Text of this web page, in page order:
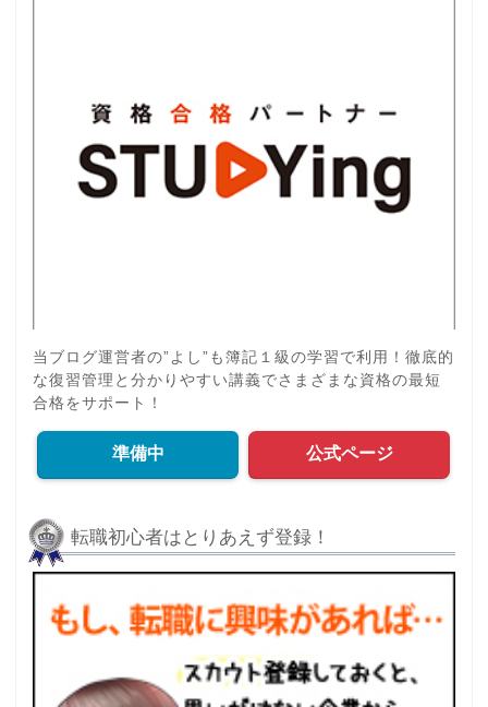
当ブログ運営者の”よし”も簿記１級の学習で利用！徹底的
な復習管理と分かりやすい講義でさまざまな資格の最短
合格をサポート！
準備中 公式ページ
転職初心者はとりあえず登録！